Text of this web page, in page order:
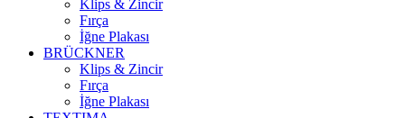
Klips & Zincir
Fırça
İğne Plakası
BRÜCKNER
Klips & Zincir
Fırça
İğne Plakası